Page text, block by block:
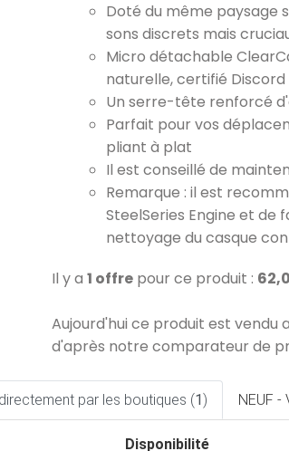
Doté du même paysage
sons discrets mais
Micro détachable
naturelle, certifié Discord
Un serre-tête renforcé
Parfait pour vos
pliant à plat
Il est conseillé de
Remarque : il est
SteelSeries Engine et
nettoyage du casque
Il y a 1 offre pour ce produit :
Aujourd'hui ce produit est vendu
d'après notre comparateur de
par les boutiques (1) NEUF -
Disponibilité